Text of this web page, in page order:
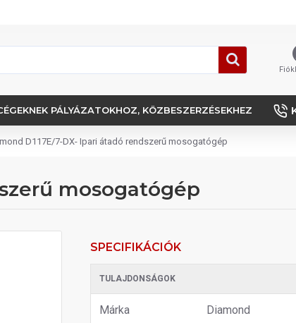
PÁLYÁZATOKHOZ, KÖZBESZERZÉSEKHEZ
D117E/7-DX- Ipari átadó rendszerű mosogatógép
mosogatógép
SPECIFIKÁCIÓK
TULAJDONSÁGOK
Márka Diamond